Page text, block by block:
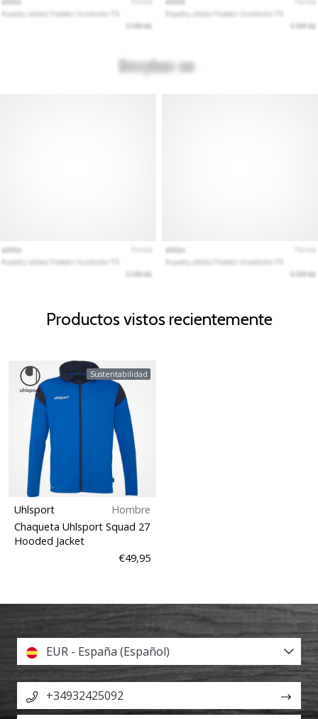
Productos vistos recientemente
Sustentabilidad
Uhlsport
Hombre
Chaqueta Uhlsport Squad 27
Hooded Jacket
€49,95
EUR - España (Español)
+34932425092